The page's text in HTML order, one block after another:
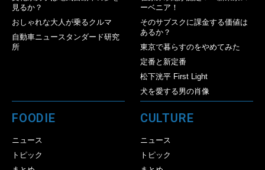
見るか？
おしゃれな大人が乗るクルマ
自動車ニュースタンダード研究
所
ーベニア！
そのサブスクに課金する価値は
あるか？
東京で暮らすのをやめてみた
定番と新定番
松下洸平 First Light
犬を愛する男の肖像
FOODIE
ニュース
トピック
CULTURE
ニュース
トピック